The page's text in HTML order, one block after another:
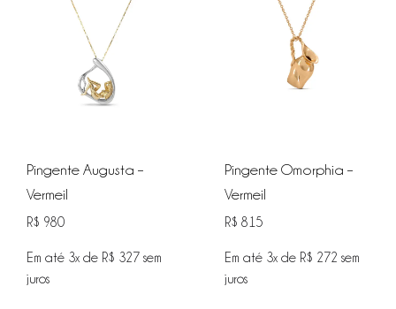
Pingente Augusta –
Vermeil
R$ 980
Em até 3x de R$ 327 sem
juros
Pingente Omorphia –
Vermeil
R$ 815
Em até 3x de R$ 272 sem
juros